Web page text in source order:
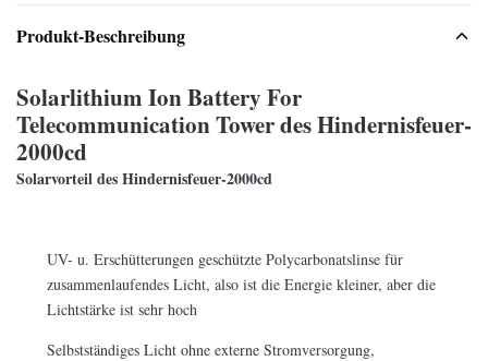
Produkt-Beschreibung
Solarlithium Ion Battery For
Telecommunication Tower des Hindernisfeuer-
2000cd
Solarvorteil des Hindernisfeuer-2000cd
UV- u. Erschütterungen geschützte Polycarbonatslinse für
zusammenlaufendes Licht, also ist die Energie kleiner, aber die
Lichtstärke ist sehr hoch
Selbstständiges Licht ohne externe Stromversorgung,